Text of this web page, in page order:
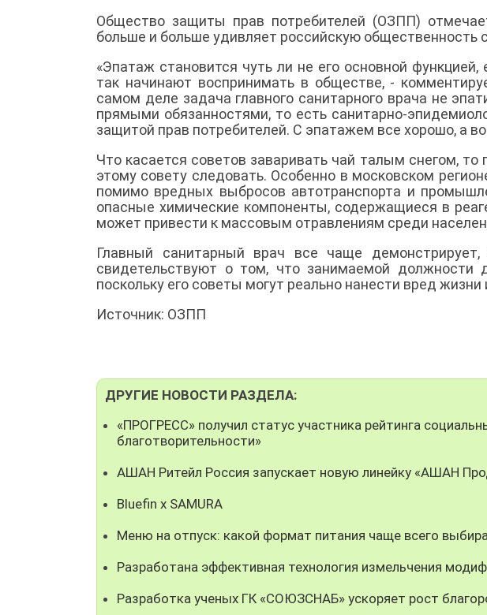
Общество защиты прав потребителей (ОЗПП)
больше и больше удивляет российскую
«Эпатаж становится чуть ли не его основной
так начинают воспринимать в обществе, -
самом деле задача главного санитарного врача не
прямыми обязанностями, то есть санитарно-
защитой прав потребителей. С эпатажем все хорошо, а
Что касается советов заваривать чай талым снегом,
этому совету следовать. Особенно в московском
помимо вредных выбросов автотранспорта и
опасные химические компоненты, содержащиеся в
может привести к массовым отравлениям среди
Главный санитарный врач все чаще
свидетельствуют о том, что занимаемой должности
поскольку его советы могут реально нанести вред
Источник: ОЗПП
ДРУГИЕ НОВОСТИ РАЗДЕЛА:
«ПРОГРЕСС» получил статус участника рейтинга
благотворительности»
АШАН Ритейл Россия запускает новую линейку «АШАН
Bluefin x SAMURA
Меню на отпуск: какой формат питания чаще всего
Разработана эффективная технология измельчения
Разработка ученых ГК «СОЮЗСНАБ» ускоряет рост